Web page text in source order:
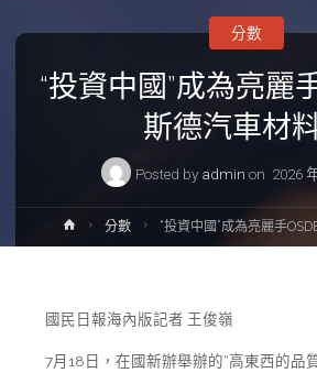
“投資中國”成為亮麗
斯德汽車材
Posted by admin on 2026
分數
Home分數 “投資中國”成為亮麗手
國民日報海內版記者 王俊嶺
7月18日，在國新辦舉辦的“高東西的品